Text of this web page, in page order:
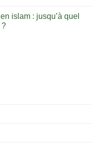
islam : jusqu’à quel
?